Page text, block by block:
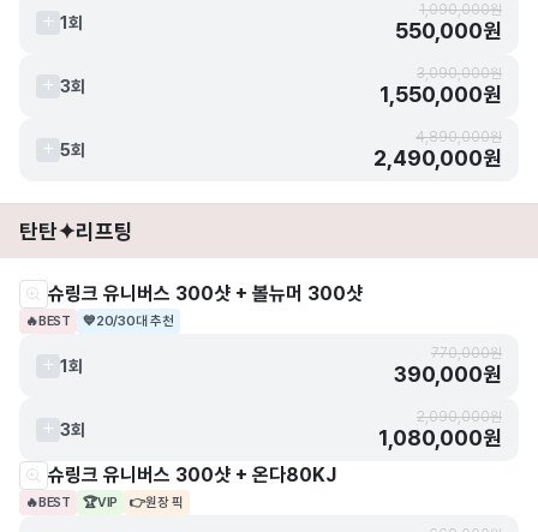
1회
1,090,000원
550,000원
3회
3,090,000원
1,550,000원
5회
4,890,000원
2,490,000원
탄탄✦리프팅
슈링크 유니버스 300샷 + 볼뉴머 300샷
🔥 BEST 💙20/30대 추천
1회
770,000원
390,000원
3회
2,090,000원
1,080,000원
슈링크 유니버스 300샷 + 온다80KJ
🔥 BEST 🏆VIP 👉원장 픽